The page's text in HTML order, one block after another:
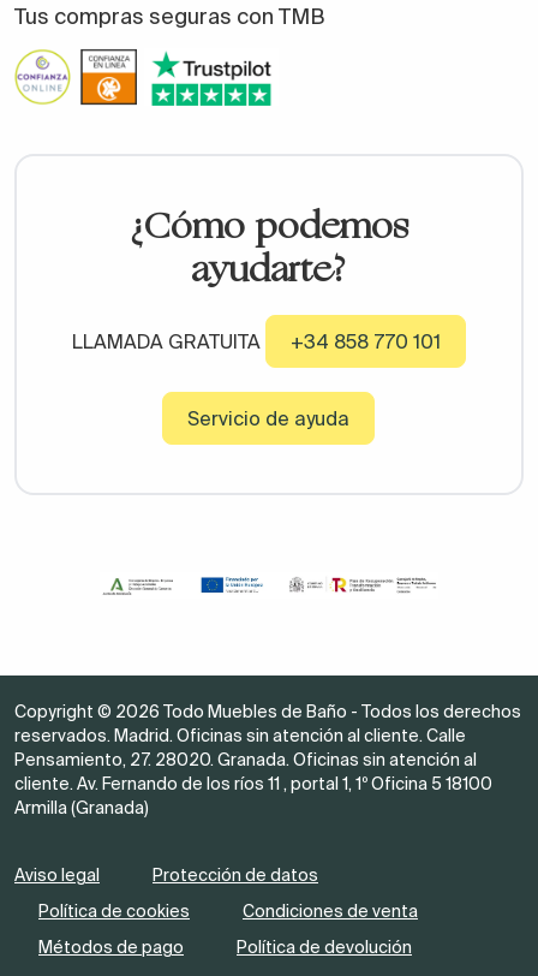
Tus compras seguras con TMB
¿Cómo podemos
ayudarte?
LLAMADA GRATUITA +34 858 770 101
Servicio de ayuda
Copyright © 2026 Todo Muebles de Baño - Todos los derechos
reservados. Madrid. Oficinas sin atención al cliente. Calle
Pensamiento, 27. 28020. Granada. Oficinas sin atención al
cliente. Av. Fernando de los ríos 11 , portal 1, 1º Oficina 5 18100
Armilla (Granada)
Aviso legal
Protección de datos
Política de cookies
Condiciones de venta
Métodos de pago
Política de devolución